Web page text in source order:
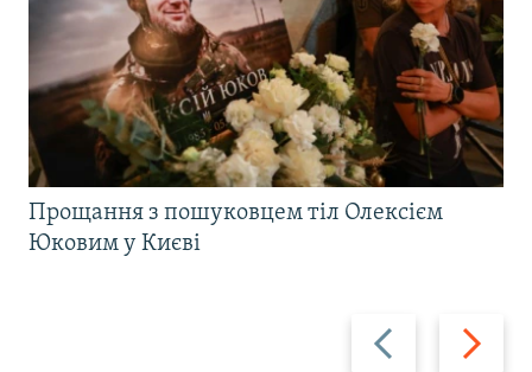
Назад Вперед
Прощання з пошуковцем тіл Олексієм
Юковим у Києві